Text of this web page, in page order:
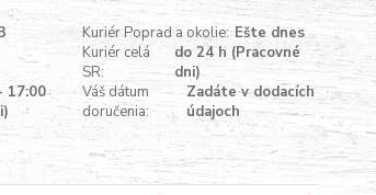
Kuriér Poprad a okolie: Ešte dnes
Kuriér celá
SR:
do 24 h (Pracovné
dni)
17:00
Váš dátum
doručenia:
Zadáte v dodacích
údajoch